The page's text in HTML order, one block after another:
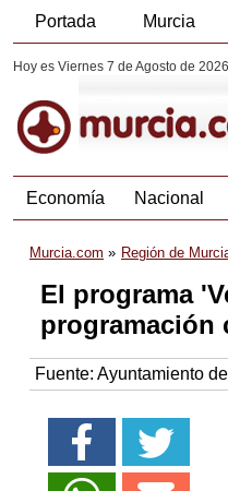
Portada Murcia
Hoy es Viernes 7 de Agosto de 2026
Economía Nacional
Murcia.com Región de
El programa
programación
Fuente: Ayuntamiento